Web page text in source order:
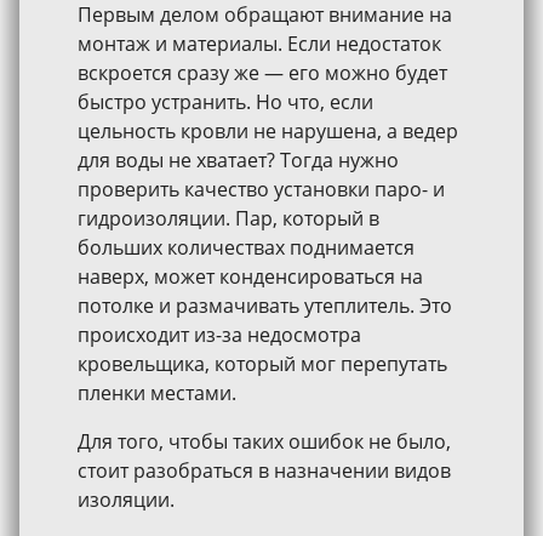
Первым делом обращают внимание на
монтаж и материалы. Если недостаток
вскроется сразу же — его можно будет
быстро устранить. Но что, если
цельность кровли не нарушена, а ведер
для воды не хватает? Тогда нужно
проверить качество установки паро- и
гидроизоляции. Пар, который в
больших количествах поднимается
наверх, может конденсироваться на
потолке и размачивать утеплитель. Это
происходит из-за недосмотра
кровельщика, который мог перепутать
пленки местами.
Для того, чтобы таких ошибок не было,
стоит разобраться в назначении видов
изоляции.